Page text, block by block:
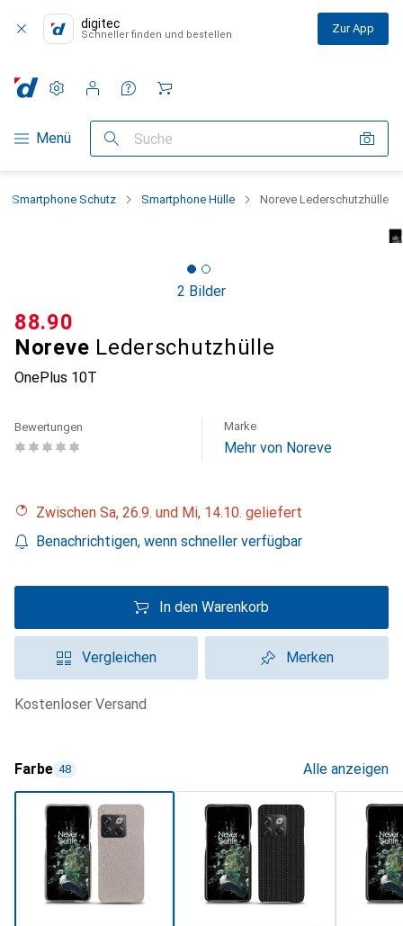
digitec
Schneller finden und bestellen Zur App
Navigation nach Kategorien
Menü Suche
Einstellungen
Kundenkonto
Vergleichslisten
Merklisten
Warenkorb
Smartphone Schutz Smartphone Hülle Noreve Lederschutzhülle
2 Bilder
Noreve Lederschutzhülle
OnePlus 10T
CHF
88.90
Bewertungen Marke
Mehr von Noreve
Zwischen Sa, 26.9. und Mi, 14.10. geliefert
Benachrichtigen, wenn schneller verfügbar
In den Warenkorb
Vergleichen Merken
kostenloser Versand
Farbe 48 Alle anzeigen